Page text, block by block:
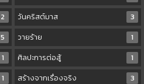
2 วันคริสต์มาส
3
5 วายร้าย
1
1 ศิลปะการต่อสู้
1
1 สร้างจากเรื่องจริง
3